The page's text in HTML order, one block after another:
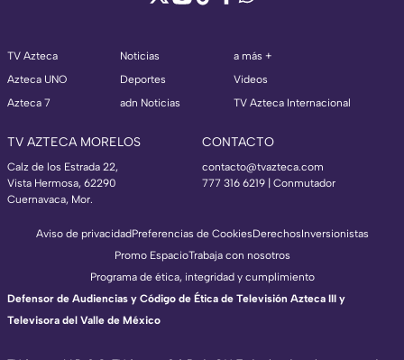
TV Azteca
Azteca UNO
Azteca 7
Noticias
Deportes
adn Noticias
a más +
Videos
TV Azteca Internacional
TV AZTECA MORELOS
Calz de los Estrada 22,
Vista Hermosa, 62290
Cuernavaca, Mor.
CONTACTO
contacto@tvazteca.com
777 316 6219 | Conmutador
Aviso de privacidadPreferencias de CookiesDerechosInversionistas
Promo EspacioTrabaja con nosotros
Programa de ética, integridad y cumplimiento
Defensor de Audiencias y Código de Ética de Televisión Azteca III y
Televisora del Valle de México